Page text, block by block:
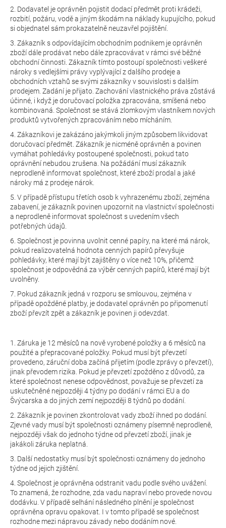
2. Dodavatel je oprávněn pojistit dodací předmět proti krádeži,
rozbití, požáru, vodě a jiným škodám na náklady kupujícího, pokud
si objednatel sám prokazatelně neuzavřel pojištění.
3. Zákazník s odpovídajícím obchodním podnikem je oprávněn
zboží dále prodávat nebo dále zpracovávat v rámci své běžné
obchodní činnosti. Zákazník tímto postoupí společnosti veškeré
nároky s vedlejšími právy vyplývající z dalšího prodeje a
obchodních vztahů se svými zákazníky v souvislosti s dalším
prodejem. Zadání je přijato. Zachování vlastnického práva zůstává
účinné, i když je doručovací položka zpracována, smíšená nebo
kombinovaná. Společnost se stává zlomkovým vlastníkem nových
produktů vytvořených zpracováním nebo mícháním.
4. Zákazníkovi je zakázáno jakýmkoli jiným způsobem likvidovat
doručovací předmět. Zákazník je nicméně oprávněn a povinen
vymáhat pohledávky postoupené společnosti, pokud tato
oprávnění nebudou zrušena. Na požádání musí zákazník
neprodleně informovat společnost, které zboží prodal a jaké
nároky má z prodeje nárok.
5. V případě přístupu třetích osob k vyhrazenému zboží, zejména
zabavení, je zákazník povinen upozornit na vlastnictví společnosti
a neprodleně informovat společnost s uvedením všech
potřebných údajů.
6. Společnost je povinna uvolnit cenné papíry, na které má nárok,
pokud realizovatelná hodnota cenných papírů převyšuje
pohledávky, které mají být zajištěny o více než 10%, přičemž
společnost je odpovědná za výběr cenných papírů, které mají být
uvolněny.
7. Pokud zákazník jedná v rozporu se smlouvou, zejména v
případě opožděné platby, je dodavatel oprávněn po připomenutí
zboží převzít zpět a zákazník je povinen ji odevzdat.
1. Záruka je 12 měsíců na nově vyrobené položky a 6 měsíců na
použité a přepracované položky. Pokud musí být převzetí
provedeno, záruční doba začíná přijetím (podle zprávy o převzetí),
jinak převodem rizika. Pokud je převzetí zpožděno z důvodů, za
které společnost nenese odpovědnost, považuje se převzetí za
uskutečněné nejpozději 4 týdny po dodání v rámci EU a do
Švýcarska a do jiných zemí nejpozději 8 týdnů po dodání.
2. Zákazník je povinen zkontrolovat vady zboží ihned po dodání.
Zjevné vady musí být společnosti oznámeny písemně neprodleně,
nejpozději však do jednoho týdne od převzetí zboží, jinak je
jakákoli záruka neplatná.
3. Další nedostatky musí být společnosti oznámeny do jednoho
týdne od jejich zjištění.
4. Společnost je oprávněna odstranit vadu podle svého uvážení.
To znamená, že rozhodne, zda vadu napraví nebo provede novou
dodávku. V případě selhání následného plnění je společnost
oprávněna opravu opakovat. I v tomto případě se společnost
rozhodne mezi nápravou závady nebo dodáním nové.